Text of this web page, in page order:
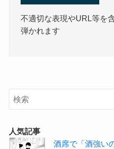
不適切な表現やURL等を
弾かれます
人気記事
酒席で「酒強い